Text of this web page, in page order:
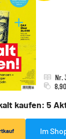
kaufen: 5
Nr.
Im